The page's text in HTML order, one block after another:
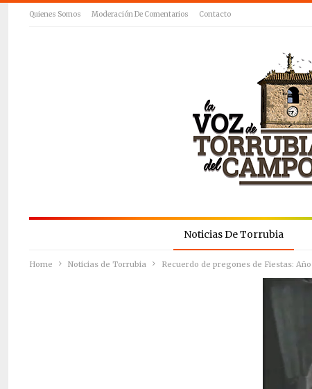
Quienes Somos Moderación De Comentarios Contacto
Noticias De Torrubia
Home Noticias de Torrubia Recuerdo de pregones de Fiestas: